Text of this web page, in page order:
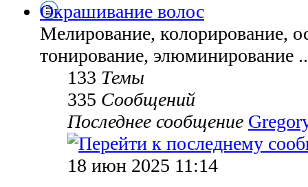
Окрашивание волос
Мелирование, колорирование,
тонирование, элюминирование
133 Темы
335 Сообщений
Последнее сообщение
18 июн 2025 11:14